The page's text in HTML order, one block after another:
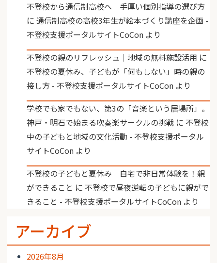
不登校から通信制高校へ｜手厚い個別指導の選び方
に 通信制高校の高校3年生が絵本づくり講座を企画 -
不登校支援ポータルサイトCoCon より
不登校の親のリフレッシュ｜地域の無料施設活用 に
不登校の夏休み、子どもが「何もしない」時の親の
接し方 - 不登校支援ポータルサイトCoCon より
学校でも家でもない、第3の「音楽という居場所」。
神戸・明石で始まる吹奏楽サークルの挑戦 に 不登校
中の子どもと地域の文化活動 - 不登校支援ポータル
サイトCoCon より
不登校の子どもと夏休み｜自宅で非日常体験を！親
ができること に 不登校で昼夜逆転の子どもに親がで
きること - 不登校支援ポータルサイトCoCon より
アーカイブ
2026年8月